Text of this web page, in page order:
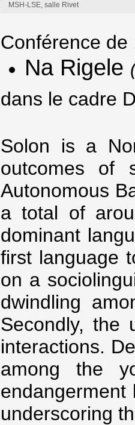
MSH-LSE, salle Rivet
Conférence de
Na Rigele
dans le cadre
Solon is a
outcomes of
Autonomous
a total of
dominant
first language
on a
dwindling
Secondly, the
interactions.
among the
underscoring